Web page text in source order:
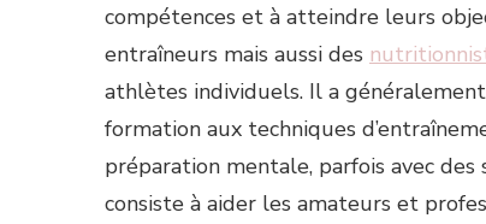
compétences et à atteindre leurs
entraîneurs mais aussi des
athlètes individuels. Il a
formation aux techniques
préparation mentale, parfois avec
consiste à aider les amateurs et